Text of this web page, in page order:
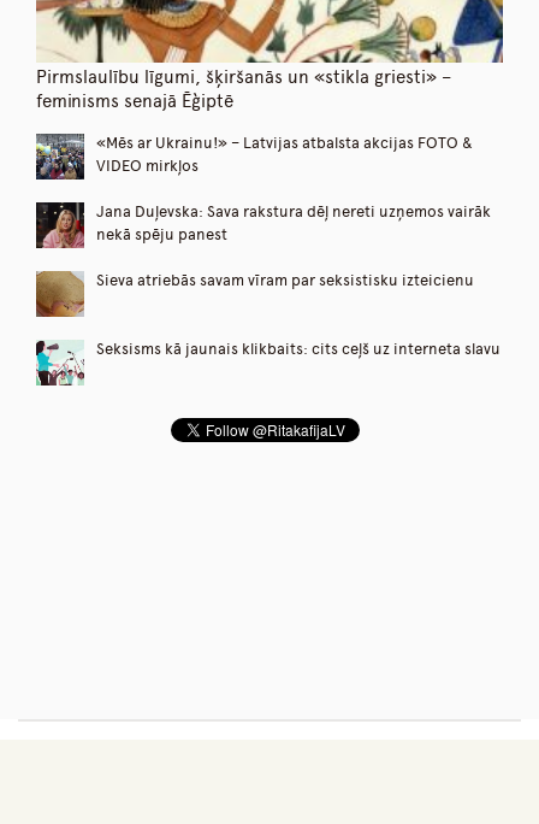
Pirmslaulību līgumi, šķiršanās un «stikla griesti» –
feminisms senajā Ēģiptē
«Mēs ar Ukrainu!» – Latvijas atbalsta akcijas FOTO &
VIDEO mirkļos
Jana Duļevska: Sava rakstura dēļ nereti uzņemos vairāk
nekā spēju panest
Sieva atriebās savam vīram par seksistisku izteicienu
Seksisms kā jaunais klikbaits: cits ceļš uz interneta slavu